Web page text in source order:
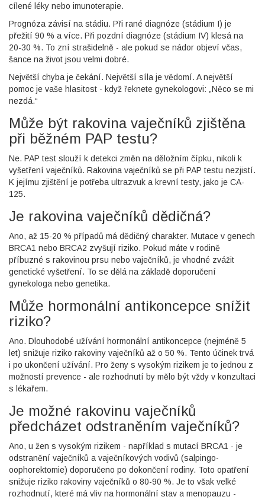
cílené léky nebo imunoterapie.
Prognóza závisí na stádiu. Při rané diagnóze (stádium I) je
přežití 90 % a více. Při pozdní diagnóze (stádium IV) klesá na
20-30 %. To zní strašidelně - ale pokud se nádor objeví včas,
šance na život jsou velmi dobré.
Největší chyba je čekání. Největší síla je vědomí. A největší
pomoc je vaše hlasitost - když řeknete gynekologovi: „Něco se mi
nezdá.“
Může být rakovina vaječníků zjištěna
při běžném PAP testu?
Ne. PAP test slouží k detekci změn na děložním čípku, nikoli k
vyšetření vaječníků. Rakovina vaječníků se při PAP testu nezjistí.
K jejímu zjištění je potřeba ultrazvuk a krevní testy, jako je CA-
125.
Je rakovina vaječníků dědičná?
Ano, až 15-20 % případů má dědičný charakter. Mutace v genech
BRCA1 nebo BRCA2 zvyšují riziko. Pokud máte v rodině
příbuzné s rakovinou prsu nebo vaječníků, je vhodné zvážit
genetické vyšetření. To se dělá na základě doporučení
gynekologa nebo genetika.
Může hormonální antikoncepce snížit
riziko?
Ano. Dlouhodobé užívání hormonální antikoncepce (nejméně 5
let) snižuje riziko rakoviny vaječníků až o 50 %. Tento účinek trvá
i po ukončení užívání. Pro ženy s vysokým rizikem je to jednou z
možností prevence - ale rozhodnutí by mělo být vždy v konzultaci
s lékařem.
Je možné rakovinu vaječníků
předcházet odstraněním vaječníků?
Ano, u žen s vysokým rizikem - například s mutací BRCA1 - je
odstranění vaječníků a vaječníkových vodivů (salpingo-
oophorektomie) doporučeno po dokončení rodiny. Toto opatření
snižuje riziko rakoviny vaječníků o 80-90 %. Je to však velké
rozhodnutí, které má vliv na hormonální stav a menopauzu -